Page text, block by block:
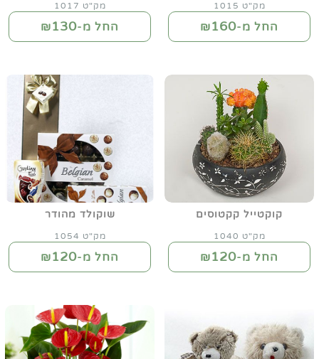
מק"ט 1015
החל מ-₪160
מק"ט 1017
החל מ-₪130
קוקטייל קקטוסים
מק"ט 1040
החל מ-₪120
שוקולד מהודר
מק"ט 1054
החל מ-₪120